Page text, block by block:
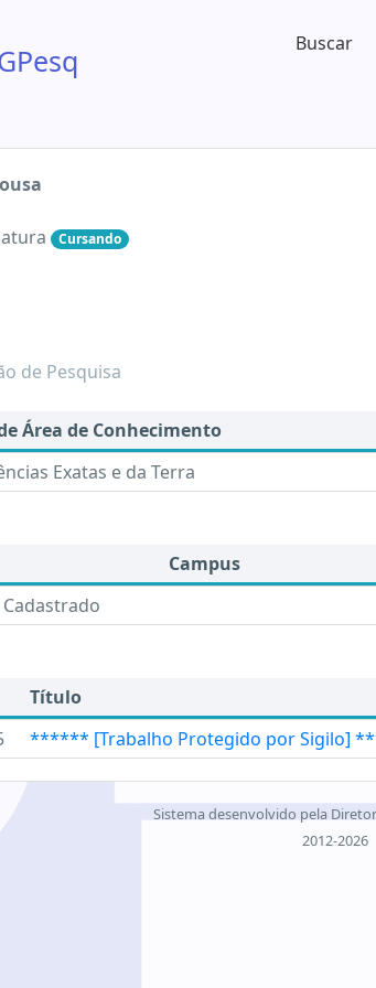
Buscar
Cursando
de Pesquisa
Área de Conhecimento
Exatas e da Terra
Campus
Título
****** [Trabalho Protegido por Sigilo]
Sistema desenvolvido pela
2012-2026